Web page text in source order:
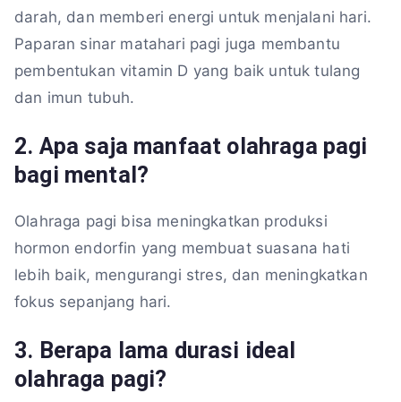
darah, dan memberi energi untuk menjalani hari.
Paparan sinar matahari pagi juga membantu
pembentukan vitamin D yang baik untuk tulang
dan imun tubuh.
2. Apa saja manfaat olahraga pagi
bagi mental?
Olahraga pagi bisa meningkatkan produksi
hormon endorfin yang membuat suasana hati
lebih baik, mengurangi stres, dan meningkatkan
fokus sepanjang hari.
3. Berapa lama durasi ideal
olahraga pagi?